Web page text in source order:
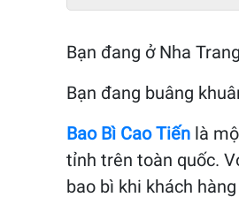
Bạn đang ở Nha
Bạn đang buâng
Bao Bì Cao Tiếnlà
tỉnh trên toàn quốc.
bao bì khi khách